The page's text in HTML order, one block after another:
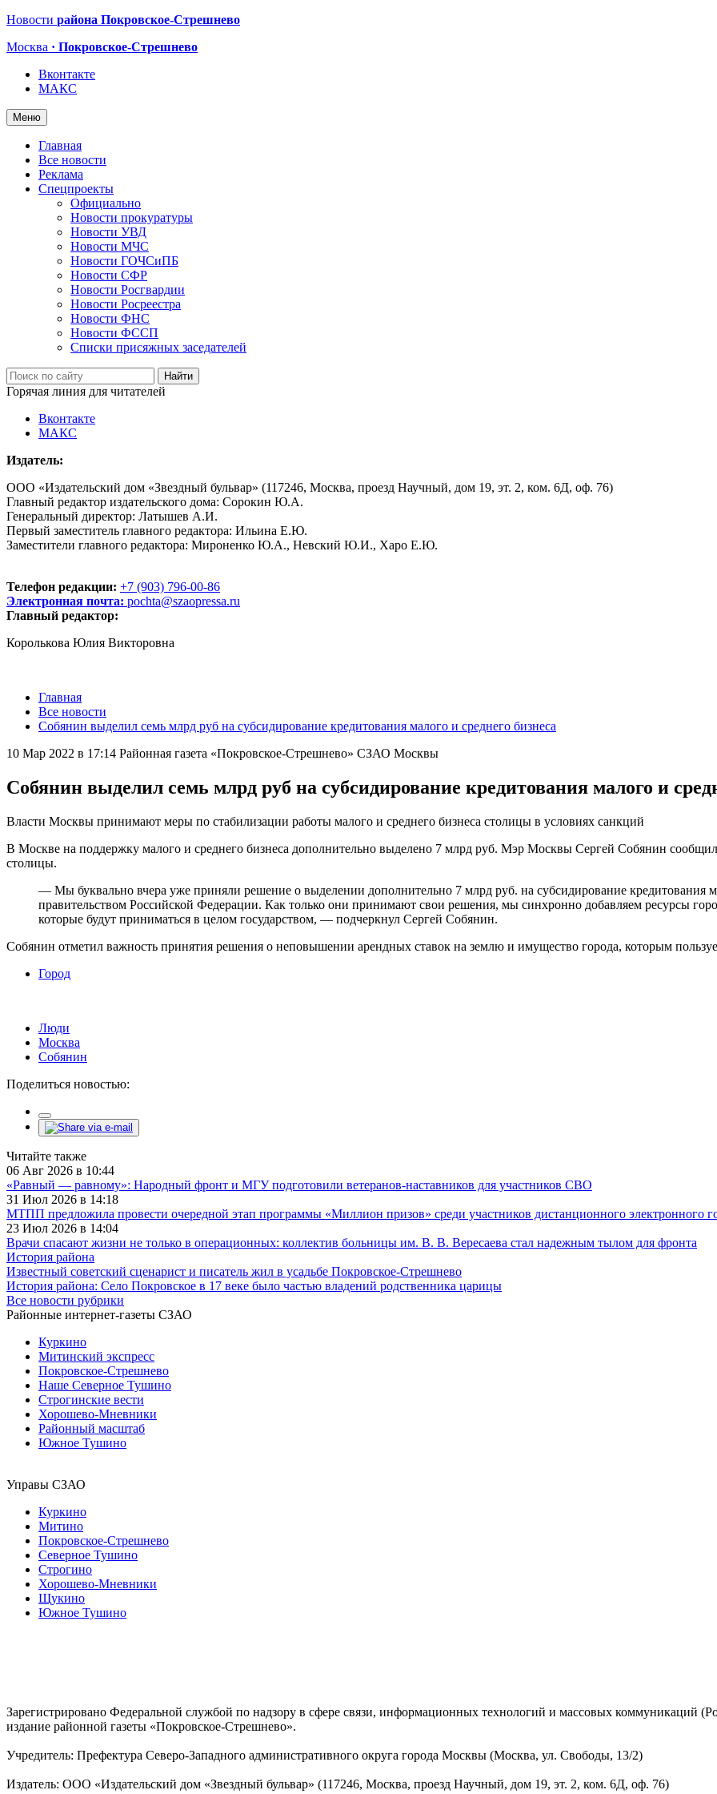
Новости района Покровское-Стрешнево
Москва · Покровское-Стрешнево
Вконтакте
МАКС
Меню
Главная
Все новости
Реклама
Спецпроекты
Официально
Новости прокуратуры
Новости УВД
Новости МЧС
Новости ГОЧСиПБ
Новости СФР
Новости Росгвардии
Новости Росреестра
Новости ФНС
Новости ФССП
Списки присяжных заседателей
Горячая линия для читателей
Вконтакте
МАКС
Издатель:
ООО «Издательский дом «Звездный бульвар» (117246, Москва, проезд Научный, дом 19, эт. 2, ком. 6Д, оф. 76)
Главный редактор издательского дома: Сорокин Ю.А.
Генеральный директор: Латышев А.И.
Первый заместитель главного редактора: Ильина Е.Ю.
Заместители главного редактора: Мироненко Ю.А., Невский Ю.И., Харо Е.Ю.
Телефон редакции: +7 (903) 796-00-86
Электронная почта: pochta@szaopressa.ru
Главный редактор:
Королькова Юлия Викторовна
Главная
Все новости
Собянин выделил семь млрд руб на субсидирование кредитования малого и среднего бизнеса
10 Мар 2022 в 17:14 Районная газета «Покровское-Стрешнево» СЗАО Москвы
Собянин выделил семь млрд руб на субсидирование кредитования малого и
Власти Москвы принимают меры по стабилизации работы малого и среднего бизнеса столицы в условиях санкций
В Москве на поддержку малого и среднего бизнеса дополнительно выделено 7 млрд руб. Мэр Москвы Сергей Собянин
столицы.
— Мы буквально вчера уже приняли решение о выделении дополнительно 7 млрд руб. на субсидирование кредитования
правительством Российской Федерации. Как только они принимают свои решения, мы синхронно добавляем ресурсы
которые будут приниматься в целом государством, — подчеркнул Сергей Собянин.
Собянин отметил важность принятия решения о неповышении арендных ставок на землю и имущество города, которым
Город
Люди
Москва
Собянин
Поделиться новостью:
Читайте также
06 Авг 2026 в 10:44
«Равный — равному»: Народный фронт и МГУ подготовили ветеранов-наставников для участников СВО
31 Июл 2026 в 14:18
МТПП предложила провести очередной этап программы «Миллион призов» среди участников дистанционного электронного
23 Июл 2026 в 14:04
Врачи спасают жизни не только в операционных: коллектив больницы им. В. В. Вересаева стал надежным тылом для фронта
История района
Известный советский сценарист и писатель жил в усадьбе Покровское-Стрешнево
История района: Село Покровское в 17 веке было частью владений родственника царицы
Все новости рубрики
Районные интернет-газеты СЗАО
Куркино
Митинский экспресс
Покровское-Стрешнево
Наше Северное Тушино
Строгинские вести
Хорошево-Мневники
Районный масштаб
Южное Тушино
Управы СЗАО
Куркино
Митино
Покровское-Стрешнево
Северное Тушино
Строгино
Хорошево-Мневники
Щукино
Южное Тушино
Зарегистрировано Федеральной службой по надзору в сфере связи, информационных технологий и массовых коммуникаций
издание районной газеты «Покровское-Стрешнево».
Учредитель: Префектура Северо-Западного административного округа города Москвы (Москва, ул. Свободы, 13/2)
Издатель: ООО «Издательский дом «Звездный бульвар» (117246, Москва, проезд Научный, дом 19, эт. 2, ком. 6Д, оф. 76)